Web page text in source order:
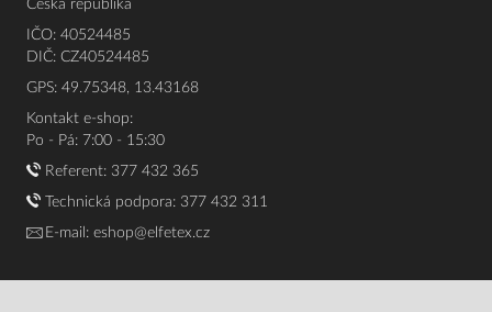
Česká republika
IČO: 40524485
DIČ: CZ40524485
GPS: 49.75348, 13.43168
Kontakt e-shop:
Po - Pá: 7:00 - 15:30
Referent: 377 432 365
Technická podpora: 377 432 311
E-mail: eshop@elfetex.cz